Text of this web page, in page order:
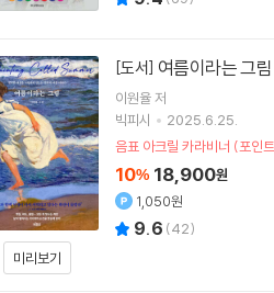
미리보기
[도서] 여름이라는 그림
이원율저
빅피시
2025.6.25.
음표 아크릴 카라비너 (포인
10% 18,900원
1,050원
9.6 (42)